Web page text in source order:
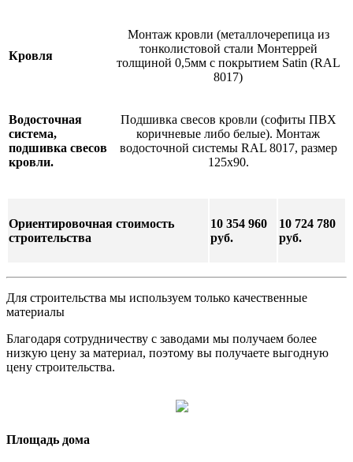
Кровля
Монтаж кровли (металлочерепица из
тонколистовой стали Монтеррей
толщиной 0,5мм с покрытием Satin (RAL
8017)
Водосточная
система,
подшивка свесов
кровли.
Подшивка свесов кровли (софиты ПВХ
коричневые либо белые). Монтаж
водосточной системы RAL 8017, размер
125х90.
Ориентировочная стоимость
строительства
10 354 960
руб.
10 724 780
руб.
Для строительства мы используем только качественные
материалы
Благодаря сотрудничеству с заводами мы получаем более
низкую цену за материал, поэтому вы получаете выгодную
цену строительства.
Площадь дома